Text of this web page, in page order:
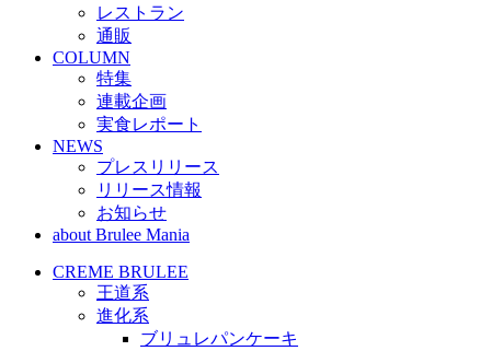
レストラン
通販
COLUMN
特集
連載企画
実食レポート
NEWS
プレスリリース
リリース情報
お知らせ
about Brulee Mania
CREME BRULEE
王道系
進化系
ブリュレパンケーキ